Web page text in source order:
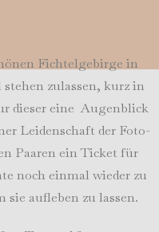
Fichtelgebirge in
zulassen, kurz in
dieser eine Augenblick
Leidenschaft der Foto-
Paaren ein Ticket für
noch einmal wieder zu
sie aufleben zu lassen.